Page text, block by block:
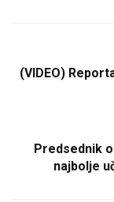
(VIDEO)
Predsednik
najbolje